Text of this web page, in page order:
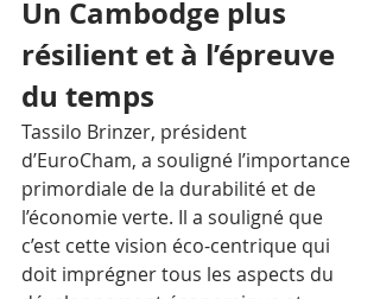
Un Cambodge plus
résilient et à l’épreuve
du temps
Tassilo Brinzer, président
d’EuroCham, a souligné l’importance
primordiale de la durabilité et de
l’économie verte. Il a souligné que
c’est cette vision éco-centrique qui
doit imprégner tous les aspects du